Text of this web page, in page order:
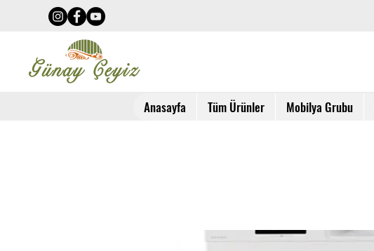
Anasayfa Tüm Ürünler Mobilya Grubu